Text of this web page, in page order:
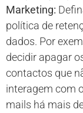
Marketing:
política de
dados. Por
decidir apagar
contactos que
interagem com
mails há mais